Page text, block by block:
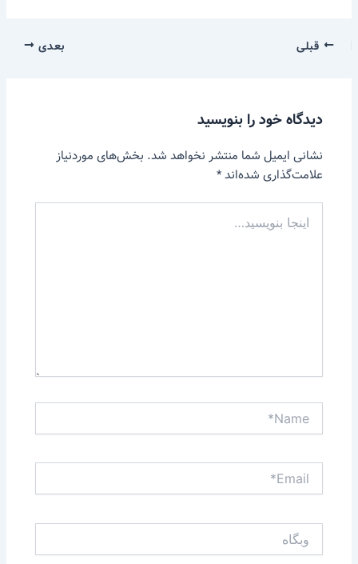
قبلی بعدی
دیدگاه‌ خود را بنویسید
نشانی ایمیل شما منتشر نخواهد شد. بخش‌های موردنیاز
علامت‌گذاری شده‌اند*
بنویسید…
Email*